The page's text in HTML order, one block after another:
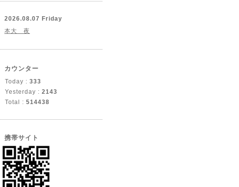
2026.08.07 Friday
本大 夜
カウンター
Today : 333
Yesterday : 2143
Total : 514438
携帯サイト